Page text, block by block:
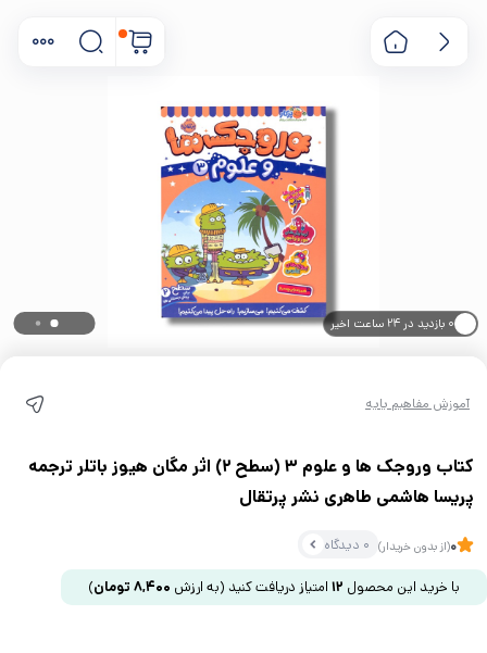
۰ بازدید در ۲۴ ساعت اخیر
آموزش مفاهیم پایه
کتاب وروجک ها و علوم 3 (سطح 2) اثر مگان هیوز باتلر ترجمه
پریسا هاشمی طاهری نشر پرتقال
0(از بدون خریدار) 0 دیدگاه
با خرید این محصول 12 امتیاز دریافت کنید (به ارزش 8,400 تومان)